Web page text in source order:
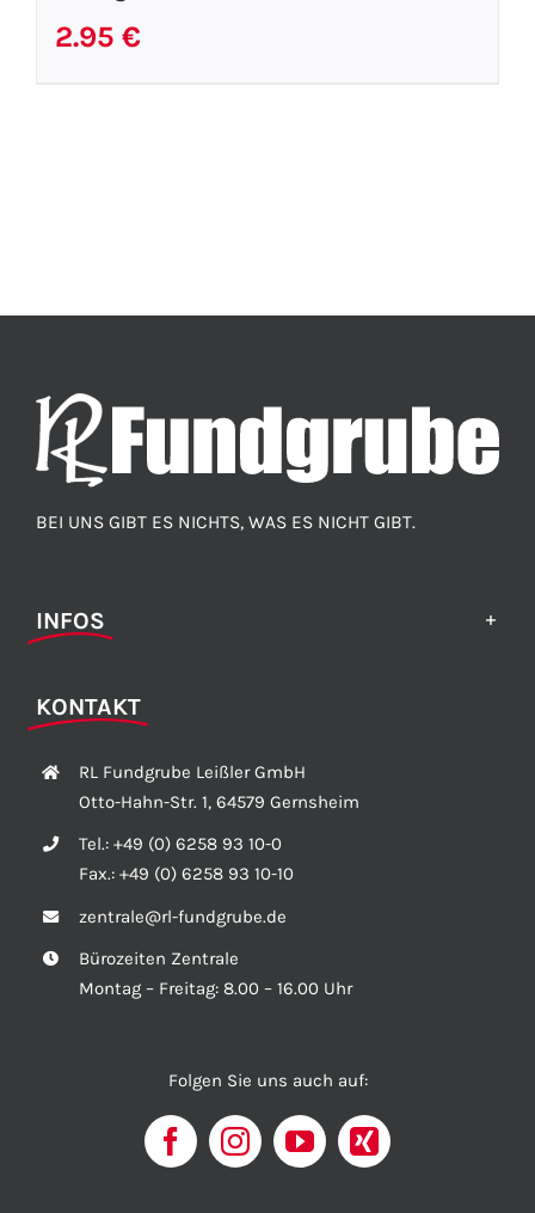
2.95 €
BEI UNS GIBT ES NICHTS, WAS ES NICHT GIBT.
Folgen Sie uns auch auf:
INFOS
KONTAKT
RL Fundgrube Leißler GmbH
Otto-Hahn-Str. 1, 64579 Gernsheim
Tel.: +49 (0) 6258 93 10-0
Fax.: +49 (0) 6258 93 10-10
zentrale@rl-fundgrube.de
Bürozeiten Zentrale
Montag – Freitag: 8.00 – 16.00 Uhr